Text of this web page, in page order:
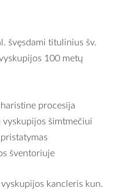
švęsdami titulinius šv.
100 metų
procesija
šimtmečiui
šventoriuje
kancleris kun.